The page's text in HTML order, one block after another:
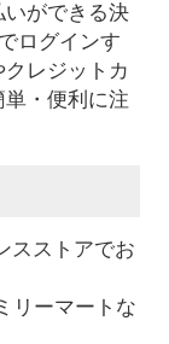
いができる決
ログインす
レジットカ
・便利に注
スストアでお
リーマートな